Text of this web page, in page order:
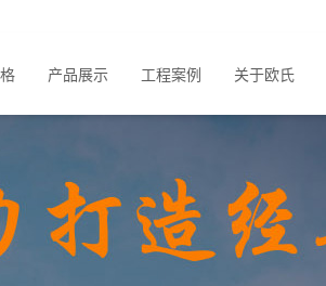
产品展示 工程案例 关于欧氏